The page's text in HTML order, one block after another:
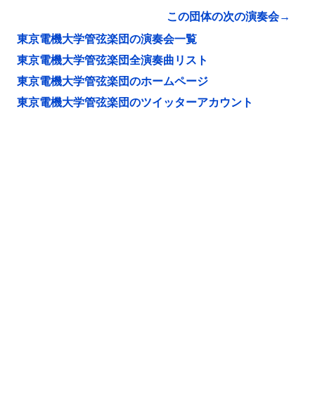
この団体の次の演奏会→
東京電機大学管弦楽団の演奏会一覧
東京電機大学管弦楽団全演奏曲リスト
東京電機大学管弦楽団のホームページ
東京電機大学管弦楽団のツイッターアカウント